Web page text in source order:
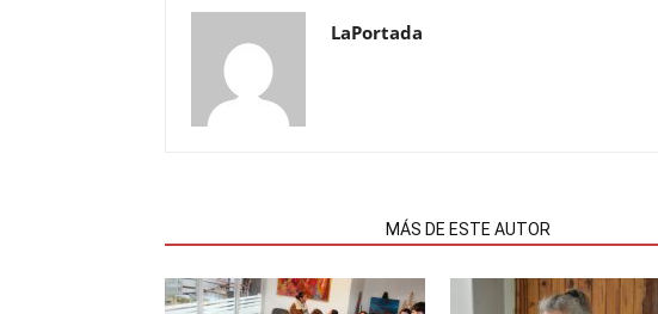
LaPortada
MÁS DE ESTE AUTOR